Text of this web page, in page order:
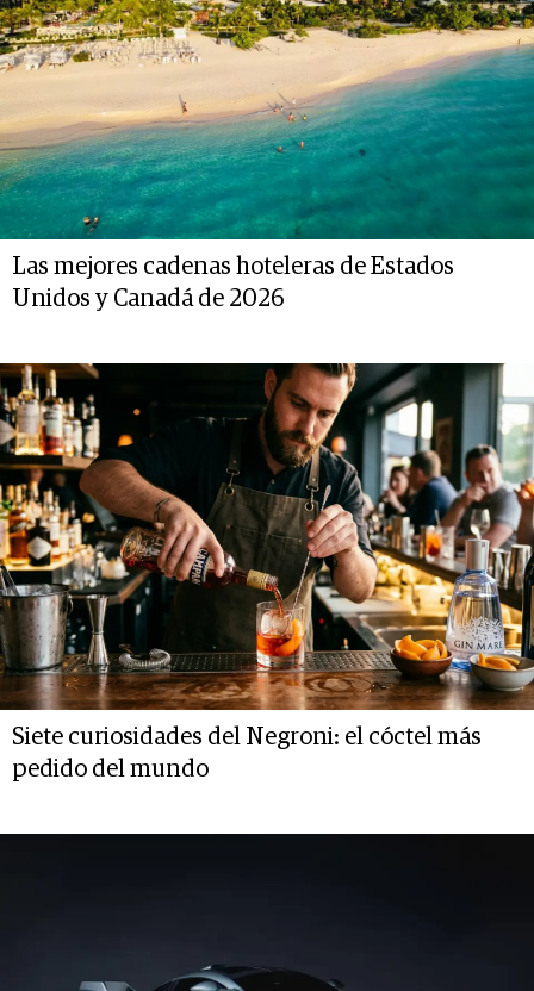
Las mejores cadenas hoteleras de Estados
Unidos y Canadá de 2026
Siete curiosidades del Negroni: el cóctel más
pedido del mundo